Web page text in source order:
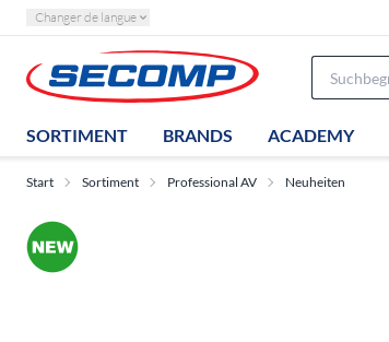
Changer de langue
SORTIMENT BRANDS ACADEMY
Start Sortiment Professional AV Neuheiten